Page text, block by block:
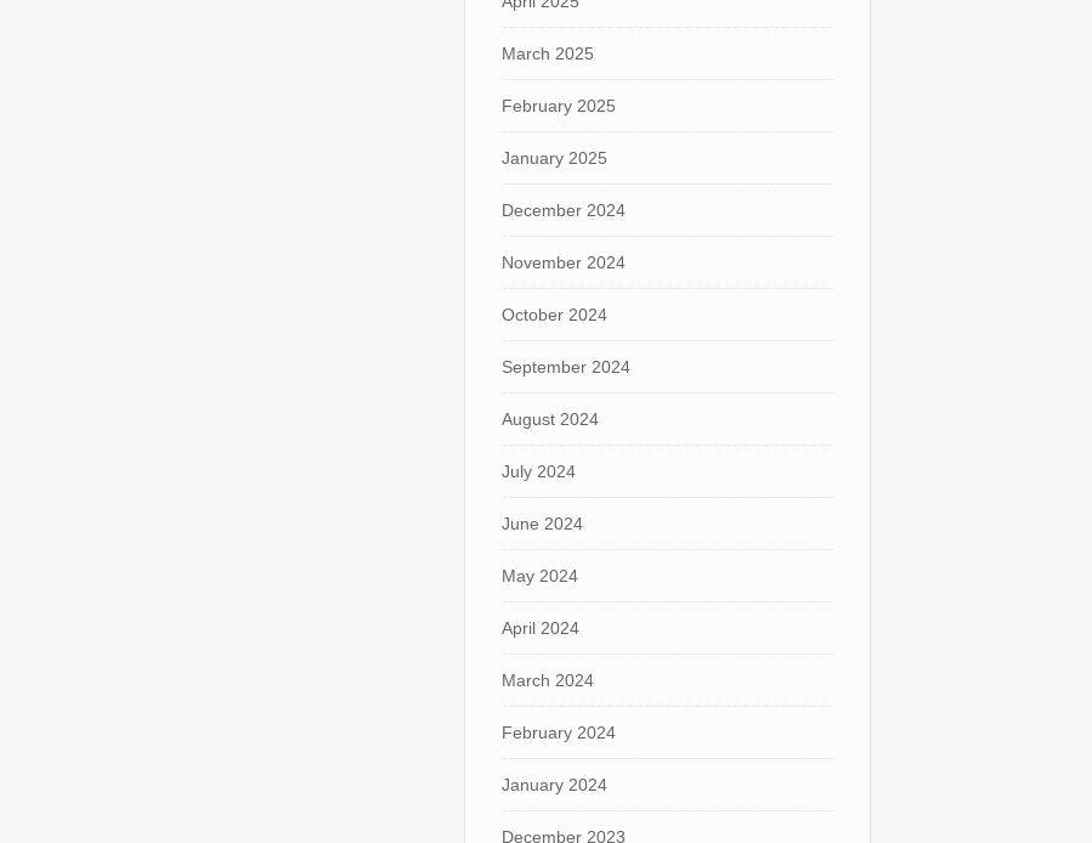
March 2025
February 2025
January 2025
December 2024
November 2024
October 2024
September 2024
August 2024
July 2024
June 2024
May 2024
April 2024
March 2024
February 2024
January 2024
December 2023